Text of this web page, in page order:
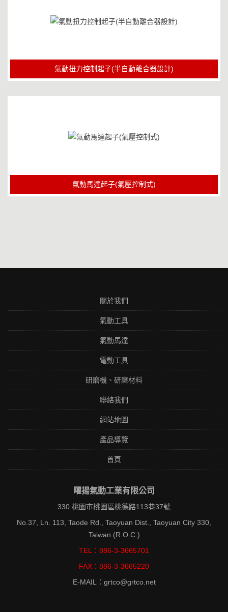
氣動扭力控制起子(半自動離合器設計)
氣動馬達起子(氣壓控制式)
關於我們
氣動工具
氣動馬達
電動工具
研磨機、研磨材料
聯絡我們
網站地圖
產品導覽
首頁
曜揚氣動工業有限公司
330 桃園市桃園區桃德路113巷37號
No.37, Ln. 113, Taode Rd., Taoyuan Dist., Taoyuan City 330,
Taiwan (R.O.C.)
TEL：886-3-3665701
FAX：886-3-3665220
E-MAIL：grtco@grtco.net